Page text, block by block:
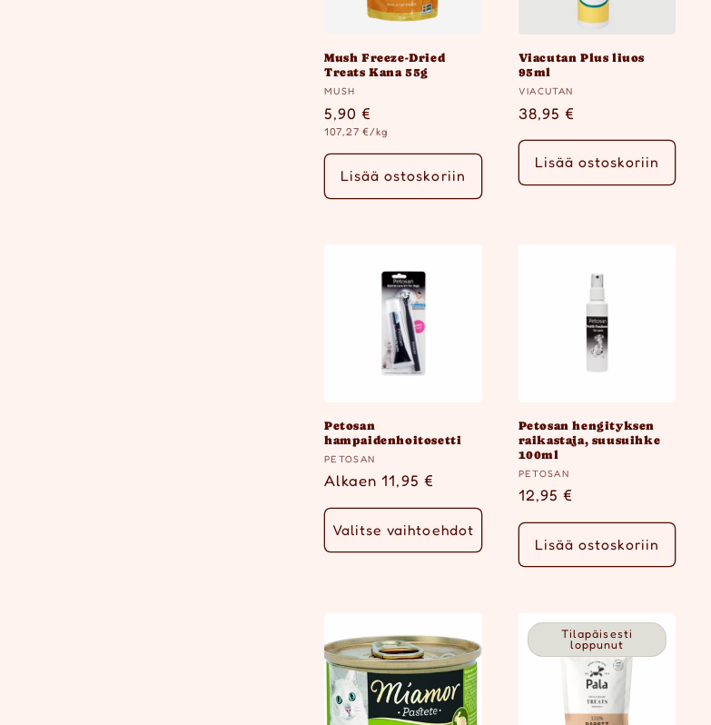
Mush Freeze-Dried
Treats Kana 55g
Myyjä:
MUSH
Normaalihinta
5,90 €
Yksikköhinta
107,27 €/kg
Lisää ostoskoriin
Viacutan Plus liuos
95ml
Myyjä:
VIACUTAN
Normaalihinta
38,95 €
Lisää ostoskoriin
Petosan
hampaidenhoitosetti
Myyjä:
PETOSAN
Normaalihinta
Alkaen 11,95 €
Valitse vaihtoehdot
Petosan hengityksen
raikastaja, suusuihke
100ml
Myyjä:
PETOSAN
Normaalihinta
12,95 €
Lisää ostoskoriin
Tilapäisesti
loppunut